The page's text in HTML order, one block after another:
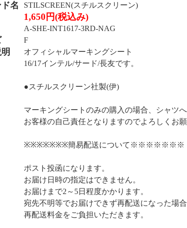
名 STILSCREEN(スチルスクリーン)
1,650円(税込み)
A-SHE-INT1617-3RD-NAG
F
オフィシャルマーキングシート
16/17インテル/サード/長友です。
●スチルスクリーン社製(伊)
マーキングシートのみの購入の場合、シャツ
お客様の自己責任となりますのでよろしくお願
※※※※※※※簡易配送について※※※※※※※
ポスト投函になります。
お届け日時の指定はできません。
お届けまで2～5日程度かかります。
宛先不明等でお届けできず再配送になった場合
再配送料金をご負担いただきます。